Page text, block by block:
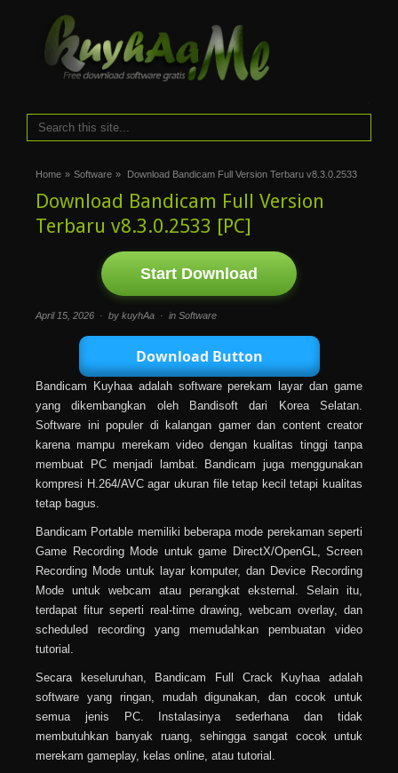
Home » Software » Download Bandicam Full Version Terbaru v8.3.0.2533
Download Bandicam Full Version
Terbaru v8.3.0.2533 [PC]
Start Download
April 15, 2026 · by kuyhAa · in Software
Download Button
Bandicam Kuyhaa adalah software perekam layar dan game
yang dikembangkan oleh Bandisoft dari Korea Selatan.
Software ini populer di kalangan gamer dan content creator
karena mampu merekam video dengan kualitas tinggi tanpa
membuat PC menjadi lambat. Bandicam juga menggunakan
kompresi H.264/AVC agar ukuran file tetap kecil tetapi kualitas
tetap bagus.
Bandicam Portable memiliki beberapa mode perekaman seperti
Game Recording Mode untuk game DirectX/OpenGL, Screen
Recording Mode untuk layar komputer, dan Device Recording
Mode untuk webcam atau perangkat eksternal. Selain itu,
terdapat fitur seperti real-time drawing, webcam overlay, dan
scheduled recording yang memudahkan pembuatan video
tutorial.
Secara keseluruhan, Bandicam Full Crack Kuyhaa adalah
software yang ringan, mudah digunakan, dan cocok untuk
semua jenis PC. Instalasinya sederhana dan tidak
membutuhkan banyak ruang, sehingga sangat cocok untuk
merekam gameplay, kelas online, atau tutorial.